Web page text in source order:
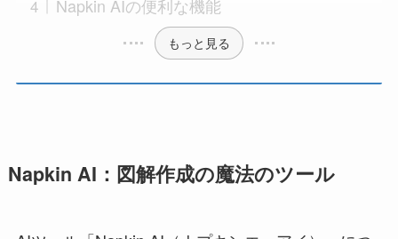
Napkin AIの便利な機能
もっと見る
Napkin AI：図解作成の魔法のツール